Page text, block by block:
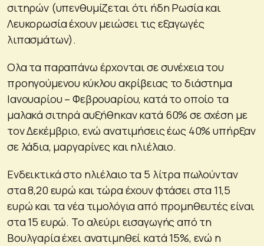
σιτηρών (υπενθυμίζεται ότι ήδη Ρωσία και
Λευκορωσία έχουν μειώσει τις εξαγωγές
λιπασμάτων).
Ολα τα παραπάνω έρχονται σε συνέχεια του
προηγούμενου κύκλου ακρίβειας το διάστημα
Ιανουαρίου – Φεβρουαρίου, κατά το οποίο τα
μαλακά σιτηρά αυξήθηκαν κατά 60% σε σχέση με
τον Δεκέμβριο, ενώ ανατιμήσεις έως 40% υπήρξαν
σε λάδια, μαργαρίνες και ηλιέλαιο.
Ενδεικτικά στο ηλιέλαιο τα 5 λίτρα πωλούνταν
στα 8,20 ευρώ και τώρα έχουν φτάσει στα 11,5
ευρώ και τα νέα τιμολόγια από προμηθευτές είναι
στα 15 ευρώ. Το αλεύρι εισαγωγής από τη
Βουλγαρία έχει ανατιμηθεί κατά 15%, ενώ η